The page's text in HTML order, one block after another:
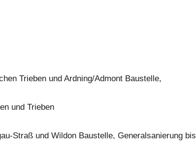
Trieben und Ardning/Admont Baustelle,
und Trieben
Straß und Wildon Baustelle, Generalsanierung bis